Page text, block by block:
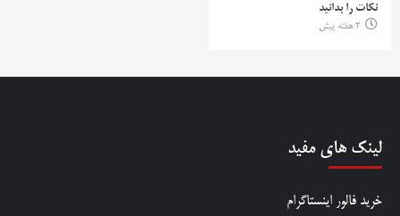
نکات را بدانید
2 هفته پیش
لینک های مفید
خرید فالور اینستاگرام